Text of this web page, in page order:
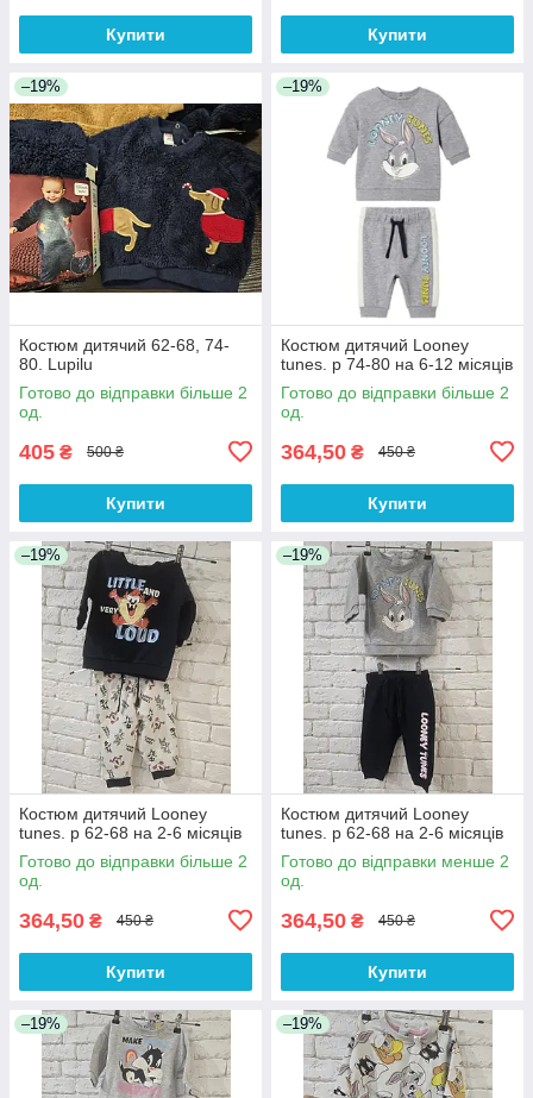
Купити Купити
–19%
Костюм дитячий 62-68, 74-
80. Lupilu
Готово до відправки більше 2
од.
405 ₴ 500 ₴
Купити
–19%
Костюм дитячий Looney
tunes. р 74-80 на 6-12 місяців
Готово до відправки більше 2
од.
364,50 ₴ 450 ₴
Купити
–19%
Костюм дитячий Looney
tunes. р 62-68 на 2-6 місяців
Готово до відправки більше 2
од.
364,50 ₴ 450 ₴
Купити
–19%
Костюм дитячий Looney
tunes. р 62-68 на 2-6 місяців
Готово до відправки менше 2
од.
364,50 ₴ 450 ₴
Купити
–19% –19%